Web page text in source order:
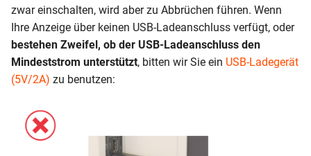
zwar einschalten, wird aber zu Abbrüchen führen. Wenn
Ihre Anzeige über keinen USB-Ladeanschluss verfügt, oder
bestehen Zweifel, ob der USB-Ladeanschluss den
Mindeststrom unterstützt, bitten wir Sie ein USB-Ladegerät
(5V/2A) zu benutzen: